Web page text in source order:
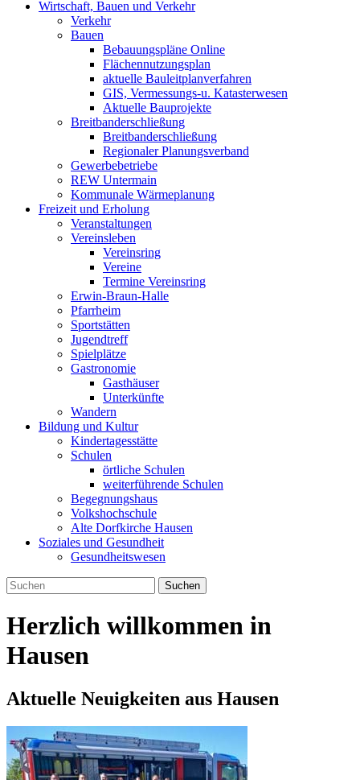
Wirtschaft, Bauen und Verkehr
Verkehr
Bauen
Bebauungspläne Online
Flächennutzungsplan
aktuelle Bauleitplanverfahren
GIS, Vermessungs-u. Katasterwesen
Aktuelle Bauprojekte
Breitbanderschließung
Breitbanderschließung
Regionaler Planungsverband
Gewerbebetriebe
REW Untermain
Kommunale Wärmeplanung
Freizeit und Erholung
Veranstaltungen
Vereinsleben
Vereinsring
Vereine
Termine Vereinsring
Erwin-Braun-Halle
Pfarrheim
Sportstätten
Jugendtreff
Spielplätze
Gastronomie
Gasthäuser
Unterkünfte
Wandern
Bildung und Kultur
Kindertagesstätte
Schulen
örtliche Schulen
weiterführende Schulen
Begegnungshaus
Volkshochschule
Alte Dorfkirche Hausen
Soziales und Gesundheit
Gesundheitswesen
Suchen
Herzlich willkommen in
Hausen
Aktuelle Neuigkeiten aus Hausen